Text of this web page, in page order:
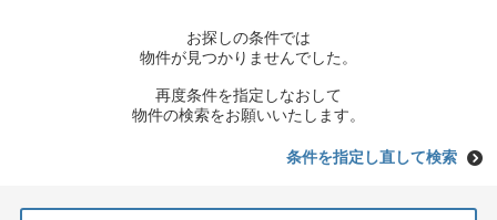
お探しの条件では
物件が見つかりませんでした。
再度条件を指定しなおして
物件の検索をお願いいたします。
条件を指定し直して検索